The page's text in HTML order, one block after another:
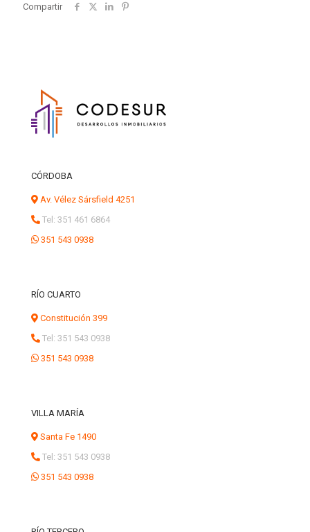
Compartir
CÓRDOBA
Av. Vélez Sársfield 4251
Tel: 351 461 6864
351 543 0938
RÍO CUARTO
Constitución 399
Tel: 351 543 0938
351 543 0938
VILLA MARÍA
Santa Fe 1490
Tel: 351 543 0938
351 543 0938